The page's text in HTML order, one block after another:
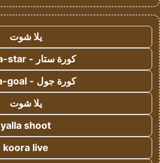
يلا شوت
كورة ستار - koora-star
كورة جول - koora-goal
يلا شوت
yalla shoot
koora live